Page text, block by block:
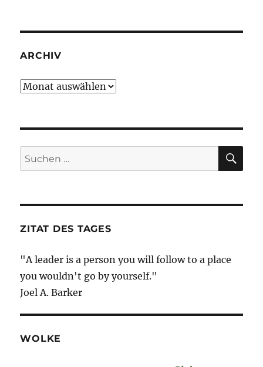
ARCHIV
Archiv
Suche
nach:
ZITAT DES TAGES
"A leader is a person you will follow to a place
you wouldn't go by yourself."
Joel A. Barker
WOLKE